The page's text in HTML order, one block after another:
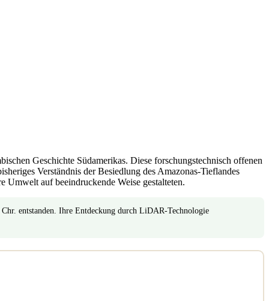
Geschichte Südamerikas. Diese forschungstechnisch offenen
Verständnis der Besiedlung des Amazonas-Tieflandes
Umwelt auf beeindruckende Weise gestalteten.
entstanden. Ihre Entdeckung durch LiDAR-Technologie